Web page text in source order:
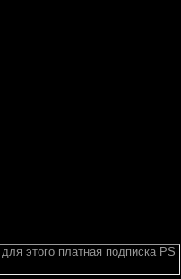
этого платная подписка PS